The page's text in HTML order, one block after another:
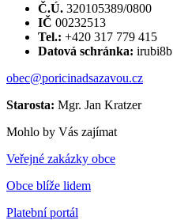
Č.Ú. 320105389/0800
IČ 00232513
Tel.: +420 317 779 415
Datová schránka: irubi8b
obec@poricinadsazavou.cz
Starosta: Mgr. Jan Kratzer
Mohlo by Vás zajímat
Veřejné zakázky obce
Obce blíže lidem
Platební portál